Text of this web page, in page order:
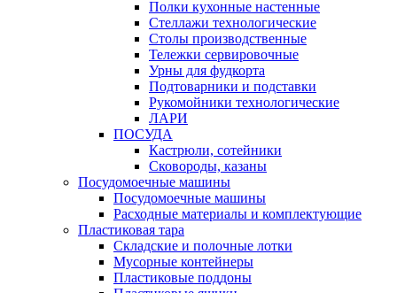
Полки кухонные настенные
Стеллажи технологические
Столы производственные
Тележки сервировочные
Урны для фудкорта
Подтоварники и подставки
Рукомойники технологические
ЛАРИ
ПОСУДА
Кастрюли, сотейники
Сковороды, казаны
Посудомоечные машины
Посудомоечные машины
Расходные материалы и комплектующие
Пластиковая тара
Складские и полочные лотки
Мусорные контейнеры
Пластиковые поддоны